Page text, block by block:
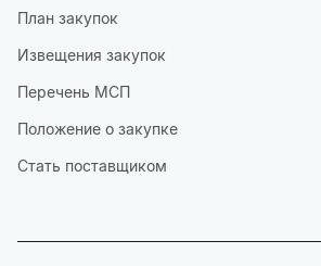
План закупок
Извещения закупок
Перечень МСП
Положение о закупке
Стать поставщиком